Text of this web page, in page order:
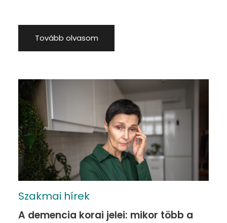
problémaként gondolnak rá, valójában
Tovább olvasom
Szakmai hírek
A demencia korai jelei: mikor több a